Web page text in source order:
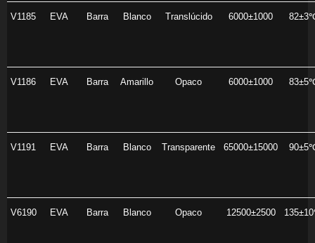
V1185 EVA Barra Blanco Translúcido 6000±1000
V1186 EVA Barra Amarillo Opaco 6000±1000
V1191 EVA Barra Blanco Transparente 65000±15000
V6190 EVA Barra Blanco Opaco 12500±2500